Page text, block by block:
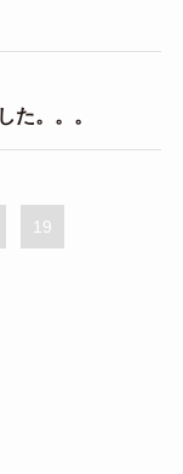
た。。。
19